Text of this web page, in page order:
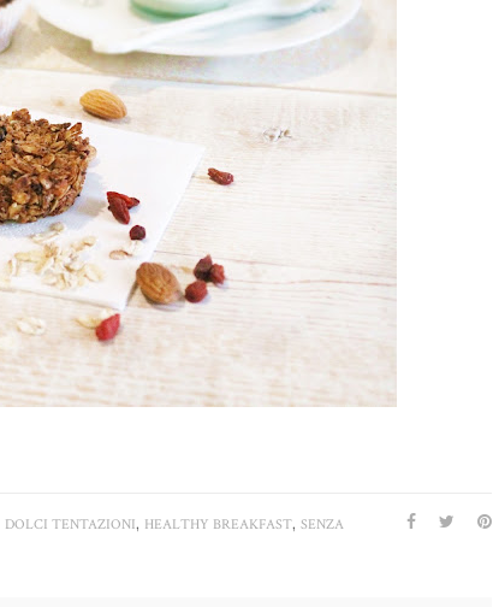
DOLCI TENTAZIONI, HEALTHY BREAKFAST, SENZA